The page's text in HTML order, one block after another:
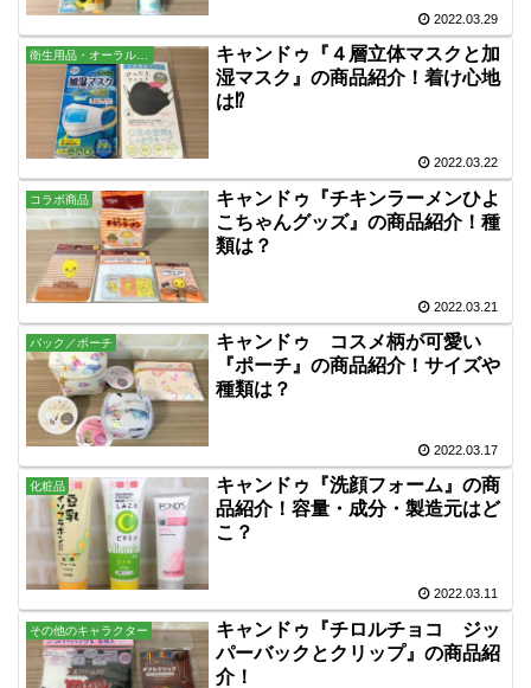
2022.03.29
衛生用品・オーラル・バス用品
キャンドゥ『４層立体マスクと加
湿マスク』の商品紹介！着け心地
は⁉
2022.03.22
コラボ商品
キャンドゥ『チキンラーメンひよ
こちゃんグッズ』の商品紹介！種
類は？
2022.03.21
バック／ポーチ
キャンドゥ コスメ柄が可愛い
『ポーチ』の商品紹介！サイズや
種類は？
2022.03.17
化粧品
キャンドゥ『洗顔フォーム』の商
品紹介！容量・成分・製造元はど
こ？
2022.03.11
その他のキャラクター
キャンドゥ『チロルチョコ ジッ
パーバックとクリップ』の商品紹
介！